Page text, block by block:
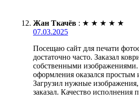
Жан Ткачёв : ★ ★ ★ ★ ★
07.03.2025
Посещаю сайт для печати
достаточно часто. Заказал
собственными
оформления оказался
Загрузил нужные
заказал. Качество исполнения